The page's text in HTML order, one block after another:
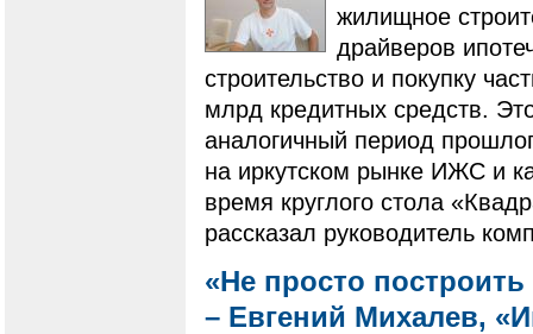
жилищное
драйверов
строительство и покупку
млрд кредитных средств.
аналогичный период
на иркутском рынке ИЖС и
время круглого стола
рассказал руководитель
«Не просто
– Евгений Михалев,